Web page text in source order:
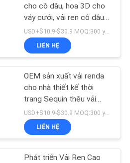
ren
14
cho cô dâu, hoa 3D cho
váy cưới, vải ren cô dâu
mềm mại cho váy cưới
thanh lịch
USD+$10.9-$30.9 MOQ:300 yard
LIÊN HỆ
OEM sản xuất vải renda
cho nhà thiết kế thời
trang Sequin thêu vải
renda thanh lịch màu sắc
đẹp
LIÊN HỆ
Phát triển Vải Ren Cao